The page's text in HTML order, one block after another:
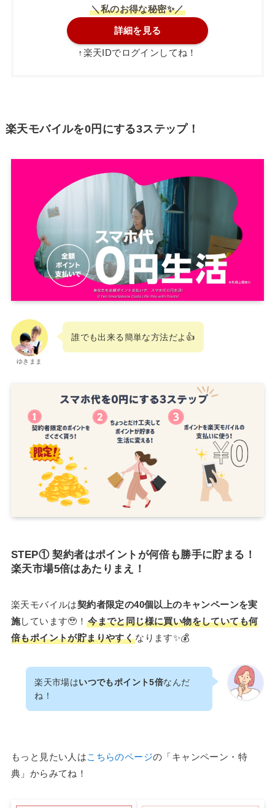
＼私のお得な秘密✨／
詳細を見る
↑楽天IDでログインしてね！
楽天モバイルを0円にする3ステップ！
ゆきまま
誰でも出来る簡単な方法だよ👍
STEP① 契約者はポイントが何倍も勝手に貯まる！
楽天市場5倍はあたりまえ！
楽天モバイルは契約者限定の40個以上のキャンペーンを実
施しています🥹！今までと同じ様に買い物をしていても何
倍もポイントが貯まりやすくなります✨💰
楽天市場はいつでもポイント5倍なんだ
ね！
もっと見たい人はこちらのページの「キャンペーン・特
典」からみてね！